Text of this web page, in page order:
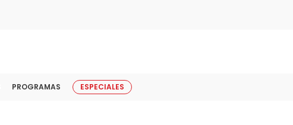
PROGRAMAS ESPECIALES